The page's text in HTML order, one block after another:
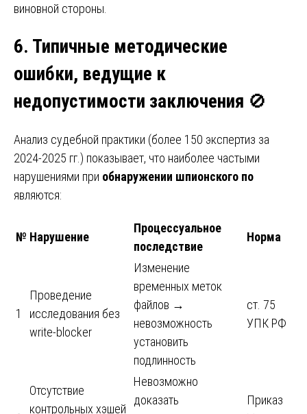
виновной стороны.
6. Типичные методические
ошибки, ведущие к
недопустимости заключения 🚫
Анализ судебной практики (более 150 экспертиз за
2024-2025 гг.) показывает, что наиболее частыми
нарушениями при обнаружении шпионского по
являются:
№ Нарушение
Процессуальное
последствие
Норма
1
Проведение
исследования без
write-blocker
Изменение
временных меток
файлов →
невозможность
установить
подлинность
ст. 75
УПК РФ
Отсутствие
контрольных хэшей
Невозможно
доказать
Приказ